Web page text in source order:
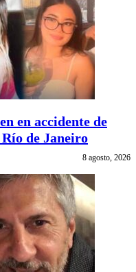
en accidente de
de Janeiro
8 agosto, 2026